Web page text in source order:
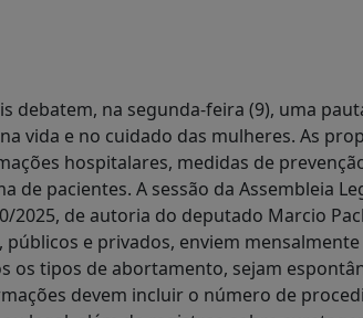
debatem, na segunda-feira (9), uma
vida e no cuidado das mulheres. As
hospitalares, medidas de
pacientes. A sessão da Assembleia
2025, de autoria do deputado Marcio
e privados, enviem
os tipos de abortamento, sejam
devem incluir o número de